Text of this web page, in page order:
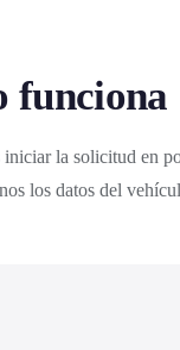
funciona
la solicitud en
los datos del